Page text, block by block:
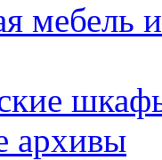
мебель
архивы